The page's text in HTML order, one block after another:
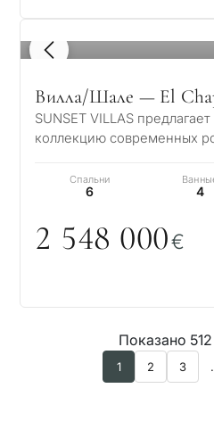
1 / 7
Вилла/Шале — El
SUNSET VILLAS
коллекцию современных
всего в несколь…
Спальни
6 4
2 548 000€
Показано
1 2 3